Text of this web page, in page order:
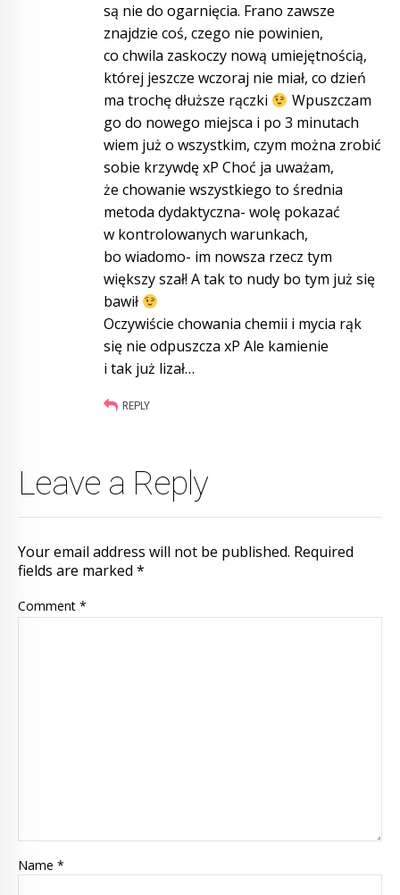
są nie do ogarnięcia. Frano zawsze
znajdzie coś, czego nie powinien,
co chwila zaskoczy nową umiejętnością,
której jeszcze wczoraj nie miał, co dzień
ma trochę dłuższe rączki
Wpuszczam
go do nowego miejsca i po 3 minutach
wiem już o wszystkim, czym można zrobić
sobie krzywdę xP Choć ja uważam,
że chowanie wszystkiego to średnia
metoda dydaktyczna- wolę pokazać
w kontrolowanych warunkach,
bo wiadomo- im nowsza rzecz tym
większy szał! A tak to nudy bo tym już się
bawił
Oczywiście chowania chemii i mycia rąk
się nie odpuszcza xP Ale kamienie
i tak już lizał…
REPLY
Leave a Reply
Your email address will not be published. Required
fields are marked *
Comment *
Name *